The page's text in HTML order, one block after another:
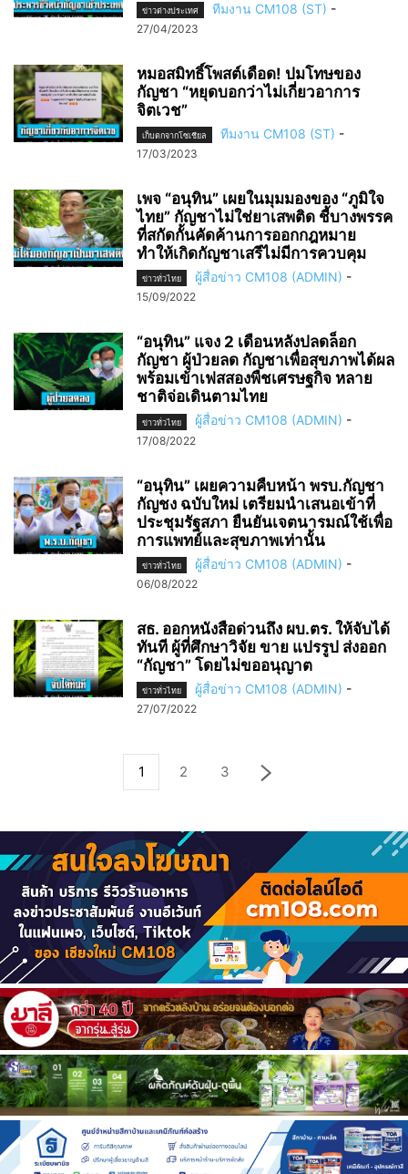
ข่าวต่างประเทศ ทีมงาน CM108 (ST) -
27/04/2023
หมอสมิทธิ์โพสต์เดือด! ปมโทษของ
กัญชา “หยุดบอกว่าไม่เกี่ยวอาการ
จิตเวช”
เก็บตกจากโซเชียล ทีมงาน CM108 (ST) -
17/03/2023
เพจ “อนุทิน” เผยในมุมมองของ “ภูมิใจ
ไทย” กัญชาไม่ใช่ยาเสพติด ชี้บางพรรค
ที่สกัดกั้นคัดค้านการออกกฎหมาย
ทำให้เกิดกัญชาเสรีไม่มีการควบคุม
ข่าวทั่วไทย ผู้สื่อข่าว CM108 (ADMIN) -
15/09/2022
“อนุทิน” แจง 2 เดือนหลังปลดล็อก
กัญชา ผู้ป่วยลด กัญชาเพื่อสุขภาพได้ผล
พร้อมเข้าเฟสสองพืชเศรษฐกิจ หลาย
ชาติจ่อเดินตามไทย
ข่าวทั่วไทย ผู้สื่อข่าว CM108 (ADMIN) -
17/08/2022
“อนุทิน” เผยความคืบหน้า พรบ.กัญชา
กัญชง ฉบับใหม่ เตรียมนำเสนอเข้าที่
ประชุมรัฐสภา ยืนยันเจตนารมณ์ใช้เพื่อ
การแพทย์และสุขภาพเท่านั้น
ข่าวทั่วไทย ผู้สื่อข่าว CM108 (ADMIN) -
06/08/2022
สธ. ออกหนังสือด่วนถึง ผบ.ตร. ให้จับได้
ทันที ผู้ที่ศึกษาวิจัย ขาย แปรรูป ส่งออก
“กัญชา” โดยไม่ขออนุญาต
ข่าวทั่วไทย ผู้สื่อข่าว CM108 (ADMIN) -
27/07/2022
1 2 3